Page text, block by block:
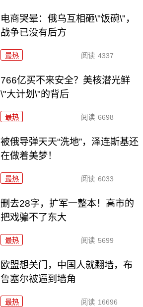
电商哭晕：俄乌互相砸\"饭碗\"，
战争已没有后方
最热 阅读 4337
766亿买不来安全？美核潜光鲜
\"大计划\"的背后
最热 阅读 6698
被俄导弹天天“洗地”，泽连斯基还
在做着美梦！
最热 阅读 6033
删去28字，扩军一整本！高市的
把戏骗不了东大
最热 阅读 5699
欧盟想关门，中国人就翻墙，布
鲁塞尔被逼到墙角
最热 阅读 16696